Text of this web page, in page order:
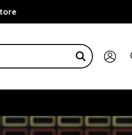
bạn